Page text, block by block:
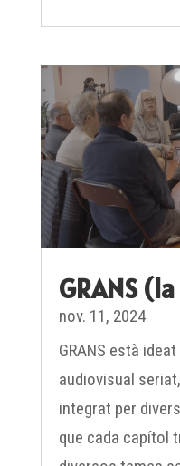
GRANS
nov. 11, 2024
GRANS està
audiovisual
integrat per
que cada capítol